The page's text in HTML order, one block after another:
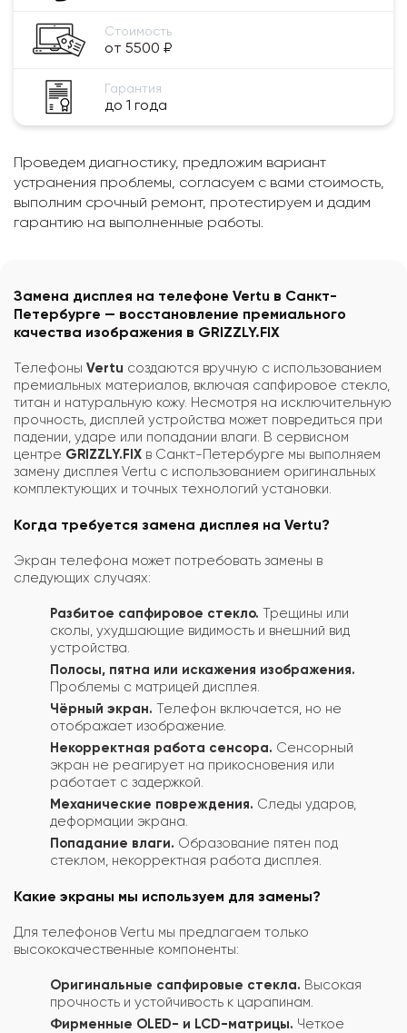
Стоимость
от 5500 ₽
Гарантия
до 1 года
Проведем диагностику, предложим вариант
устранения проблемы, согласуем с вами стоимость,
выполним срочный ремонт, протестируем и дадим
гарантию на выполненные работы.
Замена дисплея на телефоне Vertu в Санкт-
Петербурге — восстановление премиального
качества изображения в GRIZZLY.FIX
Телефоны Vertu создаются вручную с использованием
премиальных материалов, включая сапфировое стекло,
титан и натуральную кожу. Несмотря на исключительную
прочность, дисплей устройства может повредиться при
падении, ударе или попадании влаги. В сервисном
центре GRIZZLY.FIX в Санкт-Петербурге мы выполняем
замену дисплея Vertu с использованием оригинальных
комплектующих и точных технологий установки.
Когда требуется замена дисплея на Vertu?
Экран телефона может потребовать замены в
следующих случаях:
Разбитое сапфировое стекло. Трещины или
сколы, ухудшающие видимость и внешний вид
устройства.
Полосы, пятна или искажения изображения.
Проблемы с матрицей дисплея.
Чёрный экран. Телефон включается, но не
отображает изображение.
Некорректная работа сенсора. Сенсорный
экран не реагирует на прикосновения или
работает с задержкой.
Механические повреждения. Следы ударов,
деформации экрана.
Попадание влаги. Образование пятен под
стеклом, некорректная работа дисплея.
Какие экраны мы используем для замены?
Для телефонов Vertu мы предлагаем только
высококачественные компоненты:
Оригинальные сапфировые стекла. Высокая
прочность и устойчивость к царапинам.
Фирменные OLED- и LCD-матрицы. Четкое